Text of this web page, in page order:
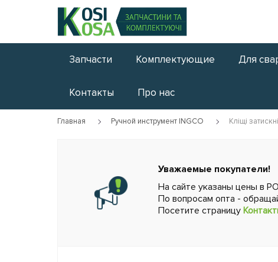
Запчасти Комплектующие Для
Контакты Про нас
Главная Ручной инструмент INGCO Кліщі
Уважаемые покупатели!
На сайте указаны цены в
По вопросам опта -
Посетите страницу